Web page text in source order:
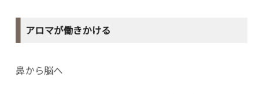
アロマが働きかける
鼻から脳へ